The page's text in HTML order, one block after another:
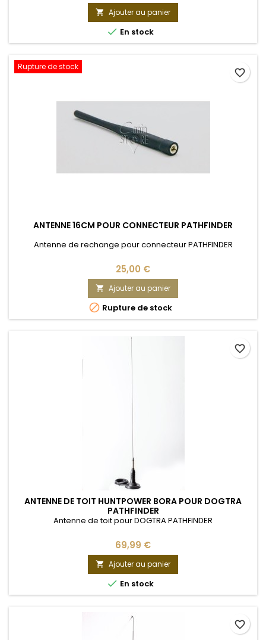
 Ajouter au panier
 En stock
Rupture de stock
ANTENNE 16CM POUR CONNECTEUR PATHFINDER
Antenne de rechange pour connecteur PATHFINDER
25,00 €
 Ajouter au panier
 Rupture de stock
favorite_border
ANTENNE DE TOIT HUNTPOWER BORA POUR DOGTRA
PATHFINDER
Antenne de toit pour DOGTRA PATHFINDER
69,99 €
 Ajouter au panier
 En stock
favorite_border
favorite_border